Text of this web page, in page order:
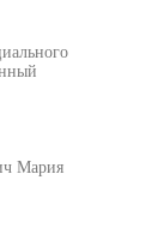
Мария